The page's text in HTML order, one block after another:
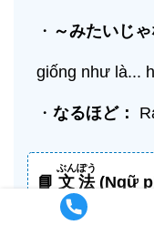
・ ～みたいじゃ
giống như là...
・ なるほど：
📘 文法
ぶんぽう
(Ngữ